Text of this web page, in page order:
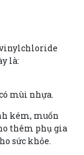
là:
mùi nhựa.
kém, muốn
thêm phụ gia
sức khỏe.